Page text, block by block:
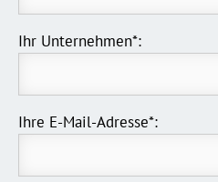
Ihr Unternehmen*:
Ihre E-Mail-Adresse*: